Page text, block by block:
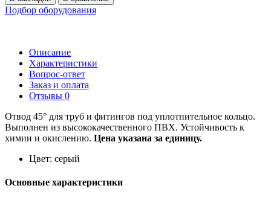
Подбор оборудования
Описание
Характеристики
Вопрос-ответ
Заказ и оплата
Отзывы 0
Отвод 45° для труб и фитингов под уплотнительное кольцо.
Выполнен из высококачественного ПВХ. Устойчивость к
химии и окислению. Цена указана за единицу.
Цвет: серый
Основные характеристики